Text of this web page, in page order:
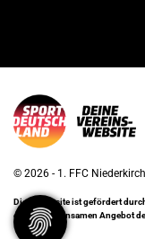
© 2026 - 1. FFC
Diese Website ist gefördert
einem gemeinsamen Angebot